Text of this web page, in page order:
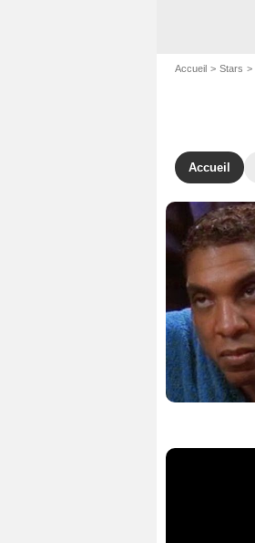
Accueil Stars
Accueil